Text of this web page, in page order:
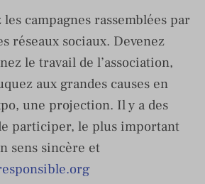
campagnes rassemblées par
réseaux sociaux. Devenez
le travail de l’association,
aux grandes causes en
une projection. Il y a des
participer, le plus important
sens sincère et